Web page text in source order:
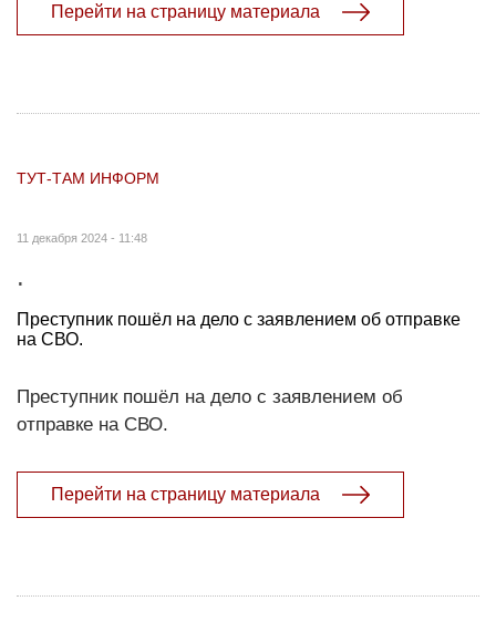
Перейти на страницу материала
ТУТ-ТАМ ИНФОРМ
11 декабря 2024 - 11:48
.
Преступник пошёл на дело с заявлением об отправке
на СВО.
Преступник пошёл на дело с заявлением об
отправке на СВО.
Перейти на страницу материала